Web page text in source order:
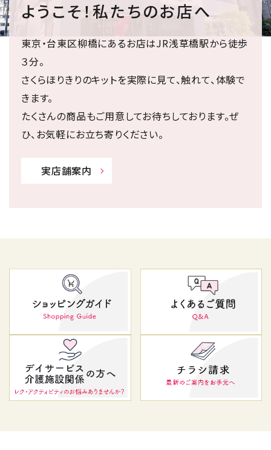
ようこそ！私たちのお店へ
東京・台東区柳橋にあるお店はJR浅草橋駅から徒歩
３分。
さくらほりきりのキットを実際に見て、触れて、体験で
きます。
たくさんの商品もご用意してお待ちしております。ぜ
ひ、お気軽にお立ち寄りください。
実店舗案内